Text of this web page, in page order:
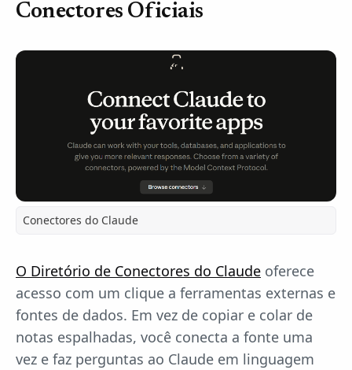
Conectores Oficiais
Conectores do Claude
O Diretório de Conectores do Claude oferece
acesso com um clique a ferramentas externas e
fontes de dados. Em vez de copiar e colar de
notas espalhadas, você conecta a fonte uma
vez e faz perguntas ao Claude em linguagem